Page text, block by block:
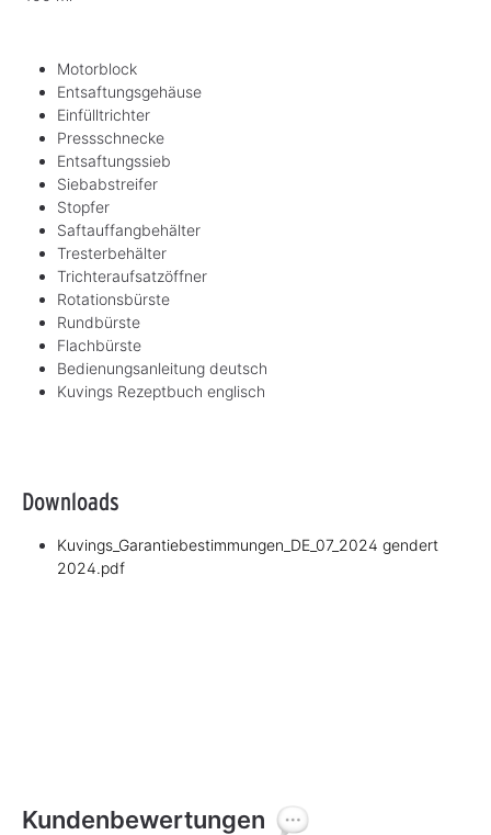
Motorblock
Entsaftungsgehäuse
Einfülltrichter
Pressschnecke
Entsaftungssieb
Siebabstreifer
Stopfer
Saftauffangbehälter
Tresterbehälter
Trichteraufsatzöffner
Rotationsbürste
Rundbürste
Flachbürste
Bedienungsanleitung deutsch
Kuvings Rezeptbuch englisch
Downloads
Kuvings_Garantiebestimmungen_DE_07_2024 gendert
2024.pdf
Kundenbewertungen